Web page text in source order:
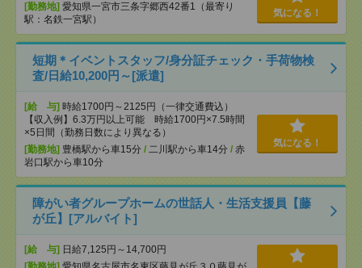
[勤務地] 愛知県一宮市三条字郷西42番1（最寄り
駅：名鉄一宮駅）
気になる！
短期＊イベントスタッフ/身分証チェック・手荷物検
査/日給10,200円～[派遣]
[給 与] 時給1700円～2125円（一律交通費込）
【収入例】6.3万円以上可能 時給1700円×7.5時間
×5日間（勤務日数により異なる）
[勤務地] 豊橋駅から車15分 / 二川駅から車14分 / 赤
岩口駅から車10分
気になる！
障がい者グループホームの世話人・生活支援員【藤
が丘】[アルバイト]
[給 与] 日給7,125円～14,700円